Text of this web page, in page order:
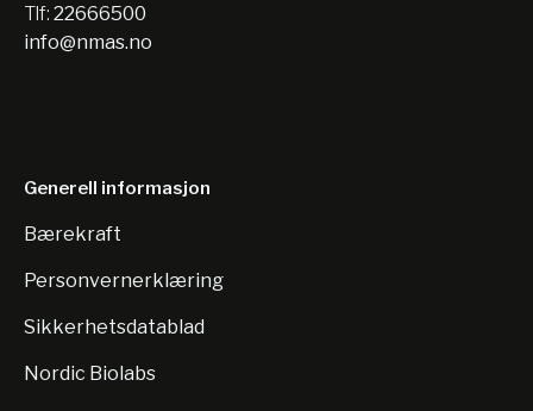
Tlf: 22666500
info@nmas.no
Generell informasjon
Bærekraft
Personvernerklæring
Sikkerhetsdatablad
Nordic Biolabs